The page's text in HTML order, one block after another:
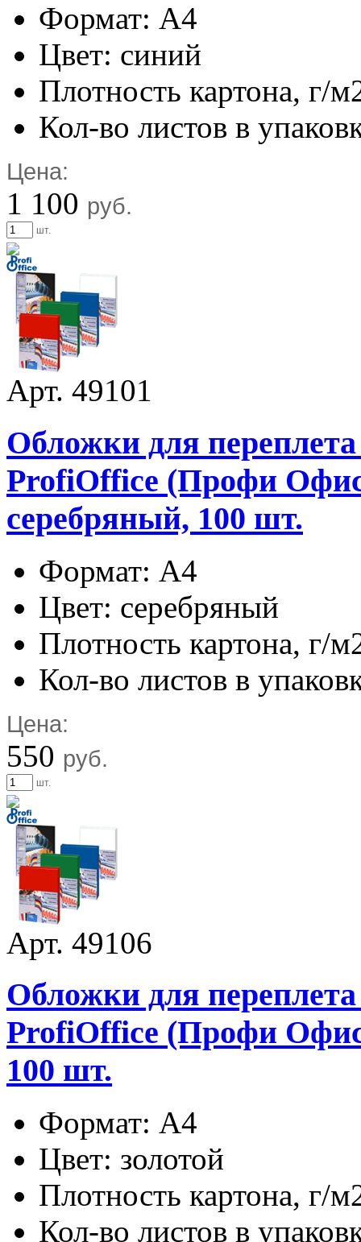
Формат: А4
Цвет: синий
Плотность картона, г/
Кол-во листов в
Цена:
1 100 руб.
шт.
Арт. 49101
Обложки для
ProfiOffice (Профи
серебряный, 100 шт.
Формат: А4
Цвет: серебряный
Плотность картона, г/
Кол-во листов в
Цена:
550 руб.
шт.
Арт. 49106
Обложки для
ProfiOffice (Профи
100 шт.
Формат: А4
Цвет: золотой
Плотность картона, г/
Кол-во листов в